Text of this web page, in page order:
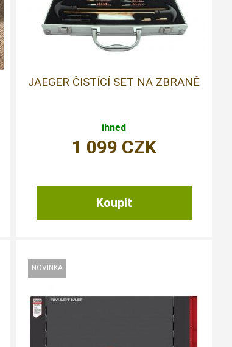
JAEGER ČISTÍCÍ SET NA ZBRANĚ
ihned
1 099 CZK